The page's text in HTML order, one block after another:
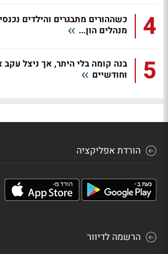
4
כשההורים מתבגרים והילדים
מנהלים הון...
5
בנה קומה בלי היתר, אך ניצל
וחודשיים
הורדת אפליקציה
הרשמה לדיוור